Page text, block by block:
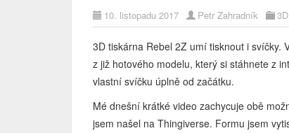
10. listopadu 2017 Petr Zahradník
3D tiskárna Rebel 2Z umí tisknout i svíčky.
z již hotového modelu, který si stáhnete z
vlastní svíčku úplně od začátku.
Mé dnešní krátké video zachycuje obě
jsem našel na Thingiverse. Formu jsem